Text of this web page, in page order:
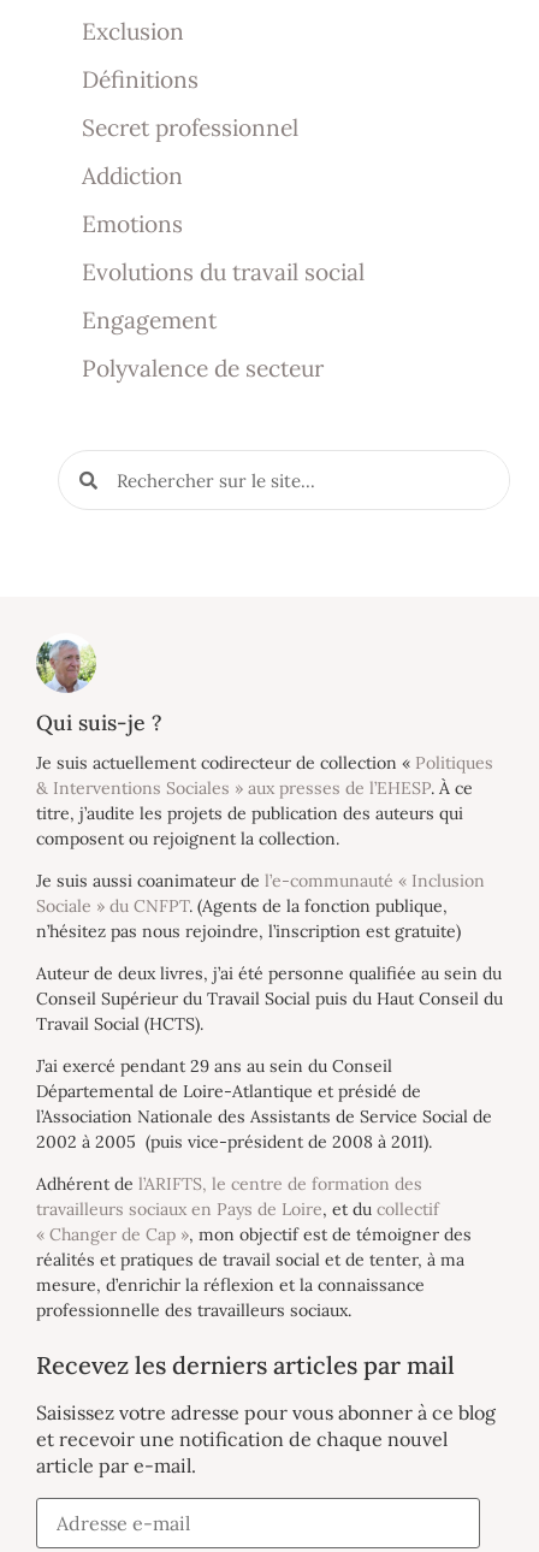
Exclusion
Définitions
Secret professionnel
Addiction
Emotions
Evolutions du travail social
Engagement
Polyvalence de secteur
Qui suis-je ?
Je suis actuellement codirecteur de collection « Politiques
& Interventions Sociales » aux presses de l’EHESP. À ce
titre, j’audite les projets de publication des auteurs qui
composent ou rejoignent la collection.
Je suis aussi coanimateur de l’e-communauté « Inclusion
Sociale » du CNFPT. (Agents de la fonction publique,
n’hésitez pas nous rejoindre, l’inscription est gratuite)
Auteur de deux livres, j’ai été personne qualifiée au sein du
Conseil Supérieur du Travail Social puis du Haut Conseil du
Travail Social (HCTS).
J’ai exercé pendant 29 ans au sein du Conseil
Départemental de Loire-Atlantique et présidé de
l’Association Nationale des Assistants de Service Social de
2002 à 2005 (puis vice-président de 2008 à 2011).
Adhérent de l’ARIFTS, le centre de formation des
travailleurs sociaux en Pays de Loire, et du collectif
« Changer de Cap », mon objectif est de témoigner des
réalités et pratiques de travail social et de tenter, à ma
mesure, d’enrichir la réflexion et la connaissance
professionnelle des travailleurs sociaux.
Recevez les derniers articles par mail
Saisissez votre adresse pour vous abonner à ce blog
et recevoir une notification de chaque nouvel
article par e-mail.